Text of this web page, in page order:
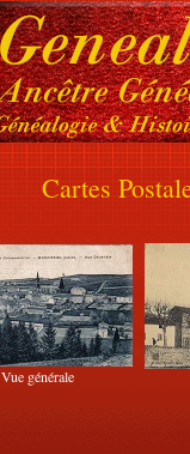
Cartes
Vue générale